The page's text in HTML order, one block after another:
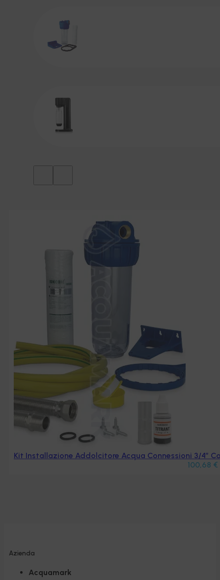
Kit Installazione Addolcitore Acqua Connessioni 3/4″
100,68 €
Azienda
Acquamark